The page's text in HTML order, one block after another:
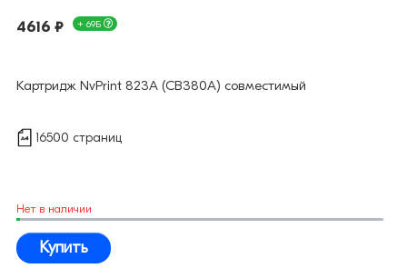
4616 ₽ + 69Б
Картридж NvPrint 823A (CB380A) совместимый
16500 страниц
Нет в наличии
Купить